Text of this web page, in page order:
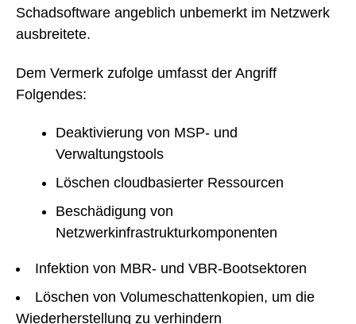
Schadsoftware angeblich unbemerkt im Netzwerk
ausbreitete.
Dem Vermerk zufolge umfasst der Angriff
Folgendes:
Deaktivierung von MSP- und
Verwaltungstools
Löschen cloudbasierter Ressourcen
Beschädigung von
Netzwerkinfrastrukturkomponenten
Infektion von MBR- und VBR-Bootsektoren
Löschen von Volumeschattenkopien, um die
Wiederherstellung zu verhindern